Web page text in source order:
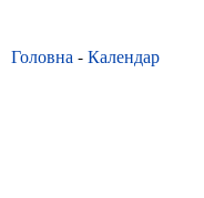
Головна -Календар